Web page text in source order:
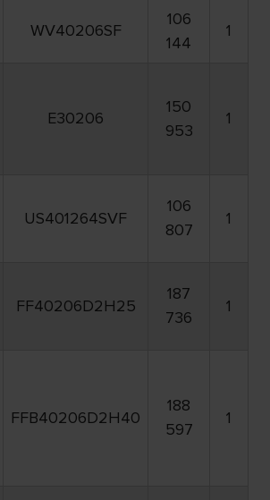
WV40206SF
106
144
1
E30206
150
953
1
US401264SVF
106
807
1
FF40206D2H25
187
736
1
FFB40206D2H40
188
597
1